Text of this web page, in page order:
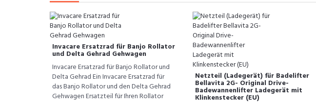
Invacare Ersatzrad für Banjo Rollator
und Delta Gehrad Gehwagen
Invacare Ersatzrad für Banjo Rollator und
Delta Gehrad Ein Invacare Ersatzrad für
das Banjo Rollator und den Delta Gehrad
Gehwagen Ersatzteil für Ihren Rollator
Netzteil (Ladegerät) für Badelifter
Bellavita 2G- Original Drive-
Badewannenlifter Ladegerät mit
Klinkenstecker (EU)